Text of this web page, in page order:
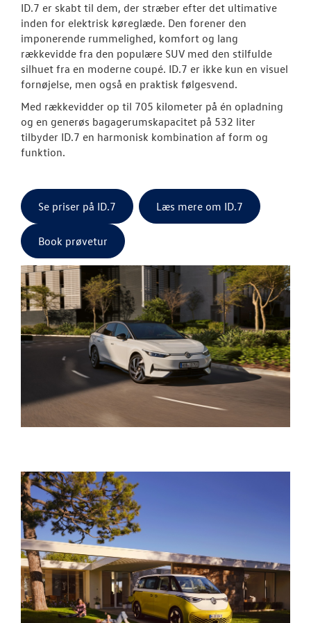
ID.7 er skabt til dem, der stræber efter det ultimative
inden for elektrisk køreglæde. Den forener den
imponerende rummelighed, komfort og lang
rækkevidde fra den populære SUV med den stilfulde
silhuet fra en moderne coupé. ID.7 er ikke kun en visuel
fornøjelse, men også en praktisk følgesvend.
Med rækkevidder op til 705 kilometer på én opladning
og en generøs bagagerumskapacitet på 532 liter
tilbyder ID.7 en harmonisk kombination af form og
funktion.
Se priser på ID.7 Læs mere om ID.7
Book prøvetur